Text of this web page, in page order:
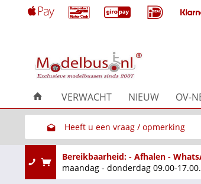
Heeft u een vraag / opmerking
Link naar het contactformulier
Bereikbaarheid: - Afhalen -
maandag - donderdag 09.00-